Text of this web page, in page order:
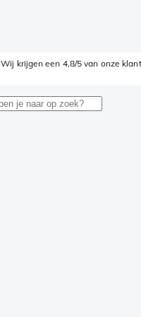
Wij krijgen een 4,8/5 van onze